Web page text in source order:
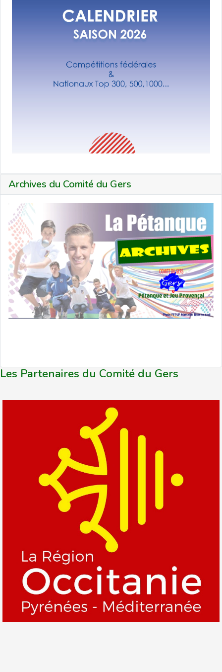
Archives du Comité du Gers
Les Partenaires du Comité du Gers